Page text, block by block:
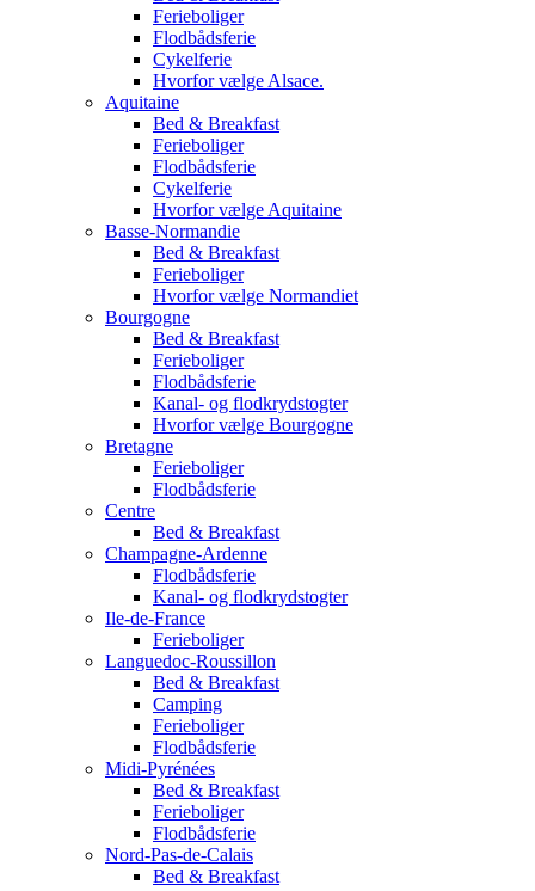
Ferieboliger
Flodbådsferie
Cykelferie
Hvorfor vælge Alsace.
Aquitaine
Bed & Breakfast
Ferieboliger
Flodbådsferie
Cykelferie
Hvorfor vælge Aquitaine
Basse-Normandie
Bed & Breakfast
Ferieboliger
Hvorfor vælge Normandiet
Bourgogne
Bed & Breakfast
Ferieboliger
Flodbådsferie
Kanal- og flodkrydstogter
Hvorfor vælge Bourgogne
Bretagne
Ferieboliger
Flodbådsferie
Centre
Bed & Breakfast
Champagne-Ardenne
Flodbådsferie
Kanal- og flodkrydstogter
Ile-de-France
Ferieboliger
Languedoc-Roussillon
Bed & Breakfast
Camping
Ferieboliger
Flodbådsferie
Midi-Pyrénées
Bed & Breakfast
Ferieboliger
Flodbådsferie
Nord-Pas-de-Calais
Bed & Breakfast